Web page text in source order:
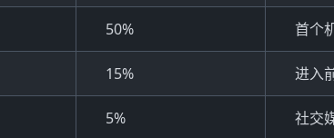
50% 首个
15% 进入
5% 社交